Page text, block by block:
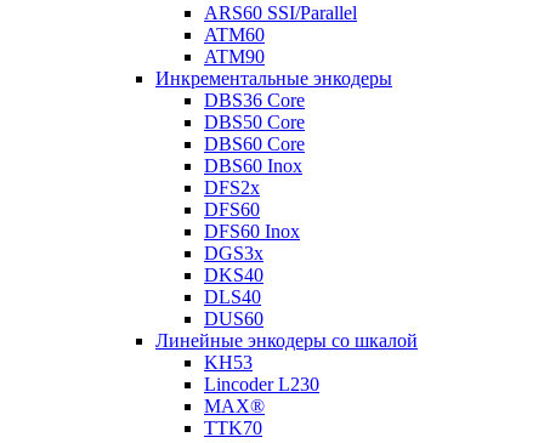
ARS60 SSI/Parallel
ATM60
ATM90
Инкрементальные энкодеры
DBS36 Core
DBS50 Core
DBS60 Core
DBS60 Inox
DFS2x
DFS60
DFS60 Inox
DGS3x
DKS40
DLS40
DUS60
Линейные энкодеры со шкалой
KH53
Lincoder L230
MAX®
TTK70